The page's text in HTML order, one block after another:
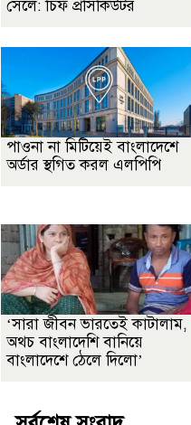
সেলে: চিফ প্রসিকিউটর
পাওনা না মিটিয়েই বাংলাদেশে
অর্ডার স্থগিত করল এলপিপি
‘সারা জীবন ভারতেই কাটালাম,
অথচ বাংলাদেশি বানিয়ে
বাংলাদেশে ঠেলে দিলো’